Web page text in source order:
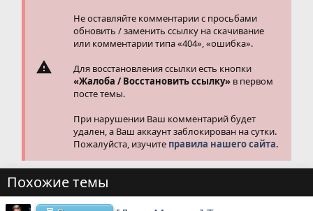
Не оставляйте комментарии с просьбами
обновить / заменить ссылку на скачивание
или комментарии типа «404», «ошибка».
Для восстановления ссылки есть кнопки
«Жалоба / Восстановить ссылку» в первом
посте темы.
При нарушении Ваш комментарий будет
удален, а Ваш аккаунт заблокирован на сутки.
Пожалуйста, изучите правила нашего сайта.
Похожие темы